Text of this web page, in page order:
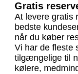
Gratis
At levere gratis
bedste
når du køber
Vi har de fleste
tilgængelige til
kølere,